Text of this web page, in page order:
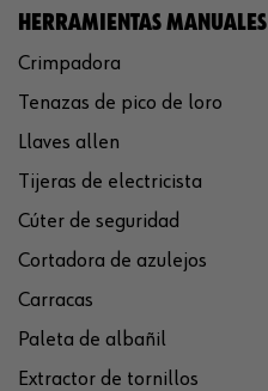
HERRAMIENTAS MANUALES
Crimpadora
Tenazas de pico de loro
Llaves allen
Tijeras de electricista
Cúter de seguridad
Cortadora de azulejos
Carracas
Paleta de albañil
Extractor de tornillos